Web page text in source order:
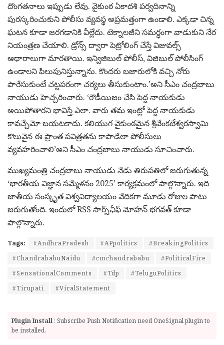
దొంగతనాలు ఇప్పుడు లేవు. వైకుంఠ ఏకాదశి పర్వదినాన్ని
పురస్కరించుకుని పోలీసు వ్యవస్థ అప్రమత్తంగా ఉండాలి. ఎక్కడా చిన్న
ఘటన కూడా జరగడానికి వీల్లేదు. టెక్నాలజీని సమర్ధంగా వాడుకుని నేర
నియంత్రణ చేయాలి. డ్రోన్స్ ద్వారా పెట్రోలింగ్ చేస్తే విజువల్స్
ఆధారాలుగా మారతాయి. ఇన్విజిబుల్ పోలీస్, విజిబుల్ పోలీసింగ్
ఉండాలని పిలుపునిస్తున్నాను. కొందరు బజారులోకి వచ్చి నోరు
పారేసుకుంటే చట్టపరంగా చర్యలు తీసుకుంటాం.’అని సీఎం చంద్రబాబు
నాయుడు హెచ్చరించారు. ‘రౌడీయిజం చేసి పెద్ద నాయకుడు
అయిపోతారని భావిస్తే ఎలా. వారు తమ ఇంట్లో పెద్ద నాయకుడు
కావచ్చేమో బయటకాదు. కలియుగ వైకుంఠమైన శ్రీవేంకటేశ్వరస్వామి
కొలువైన ఈ ప్రాంత పవిత్రతను కాపాడేలా పోలీసులు
వ్యవహరించాలి’అని సీఎం చంద్రబాబు నాయుడు సూచించారు.
ముఖ్యమంత్రి చంద్రబాబు నాయుడు నేడు తిరుపతిలో జరుగుతున్న
‘భారతీయ విజ్ఞాన సమ్మేళనం 2025’ కార్యక్రమంలో పాల్గొన్నారు. ఇది
జాతీయ సంస్కృత విశ్వవిద్యాలయం వేదికగా మూడు రోజుల పాటు
జరుగుతోంది. ఇందులో RSS సార్స్‌ఛీఫ్ మోహన్ భగవత్ కూడా
పాల్గొన్నారు.
Tags: #AndhraPradesh #APpolitics
#BreakingPolitics
#ChandrababuNaidu
#cmchandrababu
#PoliticalFire
#SensationalComments
#Tdp
#TeluguPolitics
#Tirupati
#ViralStatement
Plugin Install : Subscribe Push Notification need OneSignal plugin to
be installed.